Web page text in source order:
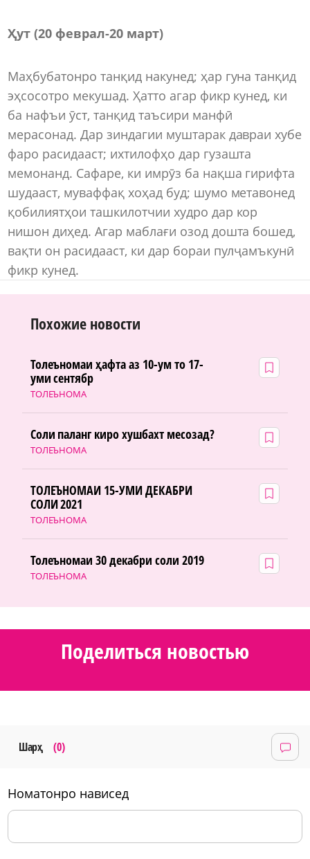
Ҳут (20 феврал-20 март)
Маҳбубатонро танқид накунед; ҳар гуна танқид
эҳсосотро мекушад. Ҳатто агар фикр кунед, ки
ба нафъи ӯст, танқид таъсири манфӣ
мерасонад. Дар зиндагии муштарак давраи хубе
фаро расидааст; ихтилофҳо дар гузашта
мемонанд. Сафаре, ки имрӯз ба нақша гирифта
шудааст, муваффақ хоҳад буд; шумо метавонед
қобилиятҳои ташкилотчии худро дар кор
нишон диҳед. Агар маблағи озод дошта бошед,
вақти он расидааст, ки дар бораи пулҷамъкунӣ
фикр кунед.
Похожие новости
ТОЛЕЪНОМА
Толеъномаи ҳафта аз 10-ум то 17-
уми сентябр
ТОЛЕЪНОМА
Соли паланг киро хушбахт месозад?
ТОЛЕЪНОМА
ТОЛЕЪНОМАИ 15-УМИ ДЕКАБРИ
СОЛИ 2021
ТОЛЕЪНОМА
Толеъномаи 30 декабри соли 2019
Поделиться новостью
Шарҳ (0)
номатонро нависед